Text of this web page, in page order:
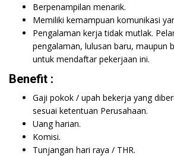
Berpenampilan menarik.
Memiliki kemampuan komunikasi
Pengalaman kerja tidak mutlak.
pengalaman, lulusan baru, maupun
untuk mendaftar pekerjaan ini.
Benefit :
Gaji pokok / upah bekerja yang
sesuai ketentuan Perusahaan.
Uang harian.
Komisi.
Tunjangan hari raya / THR.